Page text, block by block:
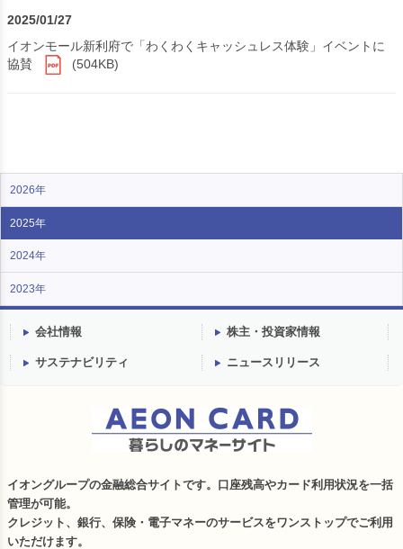
2025/01/27
イオンモール新利府で「わくわくキャッシュレス体験」イベントに
協賛
(504KB)
2026年
2025年
2024年
2023年
会社情報 株主・投資家情報
サステナビリティ ニュースリリース
イオングループの金融総合サイトです。口座残高やカード利用状況を一括
管理が可能。
クレジット、銀行、保険・電子マネーのサービスをワンストップでご利用
いただけます。